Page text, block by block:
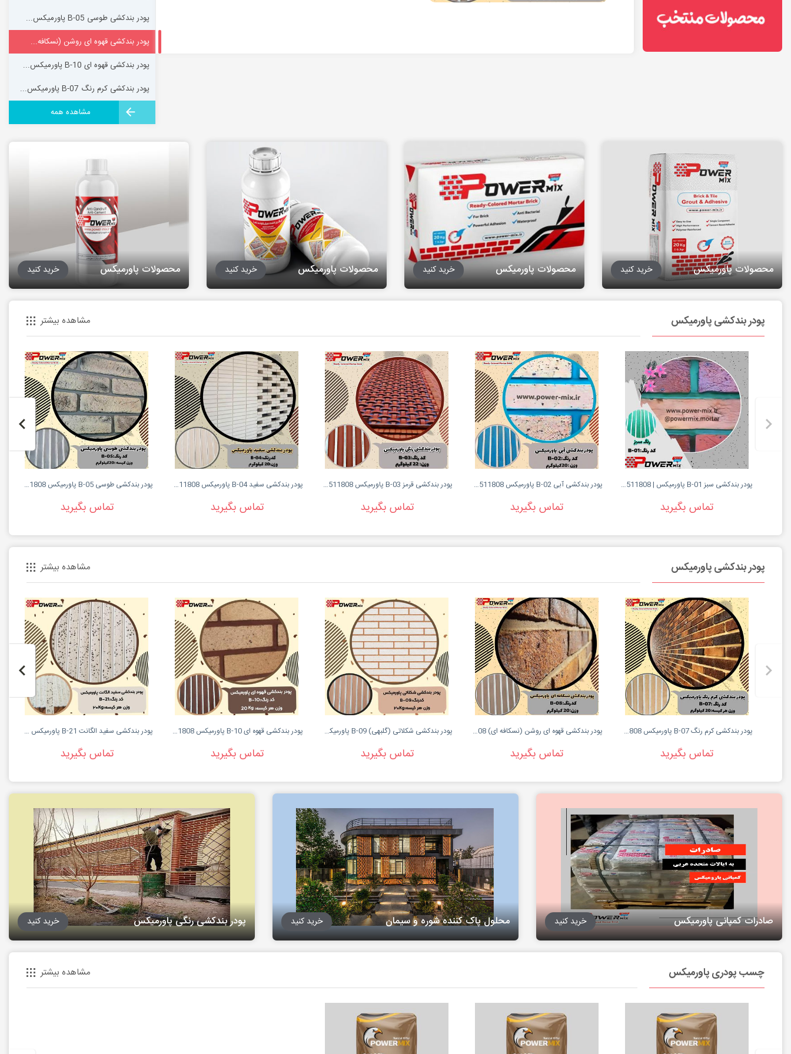
پودر بندکشی طوسی B-05 پاورمیکس...
پودر بندکشی قهوه ای روشن (نسکافه...
پودر بندکشی قهوه ای B-10 پاورمیکس...
پودر بندکشی کرم رنگ B-07 پاورمیکس...
مشاهده همه
محصولات پاورمیکس خرید کنید محصولات پاورمیکس خرید کنید محصولات پاورمیکس خرید کنید محصولات پاورمیکس خرید کنید
پودر بندکشی پاورمیکس مشاهده بیشتر
پودر بندکشی سبز B-01 پاورمیکس | 09127511808
تماس بگیرید
پودر بندکشی آبی B-02 پاورمیکس 09127511808
تماس بگیرید
پودر بندکشی قرمز B-03 پاورمیکس 09127511808
تماس بگیرید
پودر بندکشی سفید B-04 پاورمیکس 09127511808
تماس بگیرید
پودر بندکشی طوسی B-05 پاورمیکس 09127511808
تماس بگیرید
پودر بندکشی پاورمیکس مشاهده بیشتر
پودر بندکشی کرم رنگ B-07 پاورمیکس 09127511808
تماس بگیرید
پودر بندکشی قهوه ای روشن (نسکافه ای) B-08 پاورمیکس...
تماس بگیرید
پودر بندکشی شکلاتی (گلبهی) B-09 پاورمیکس - 09127511808
تماس بگیرید
پودر بندکشی قهوه ای B-10 پاورمیکس 09127511808
تماس بگیرید
پودر بندکشی سفید الگانت B-21 پاورمیکس 09127511808
تماس بگیرید
صادرات کمپانی پاورمیکس خرید کنید محلول پاک کننده شوره و سیمان خرید کنید پودر بندکشی رنگی پاورمیکس خرید کنید
چسب پودری پاورمیکس مشاهده بیشتر